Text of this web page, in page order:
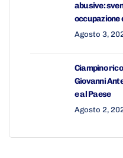
abusive:
occupazione
Agosto 3,
Ciampino
Giovanni
e al Paese
Agosto 2,